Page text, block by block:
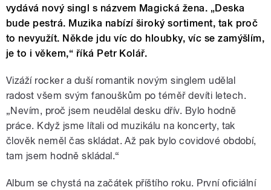
vydává nový singl s názvem Magická žena. „Deska
bude pestrá. Muzika nabízí široký sortiment, tak proč
to nevyužít. Někde jdu víc do hloubky, víc se zamýšlím,
je to i věkem,“ říká Petr Kolář.
Vizáží rocker a duší romantik novým singlem udělal
radost všem svým fanouškům po téměř devíti letech.
„Nevím, proč jsem neudělal desku dřív. Bylo hodně
práce. Když jsme lítali od muzikálu na koncerty, tak
člověk neměl čas skládat. Až pak bylo covidové období,
tam jsem hodně skládal.“
Album se chystá na začátek příštího roku. První oficiální